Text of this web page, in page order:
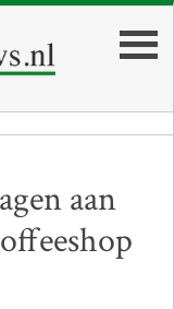
aan